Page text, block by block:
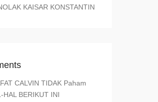
KAISAR KONSTANTIN
CALVIN TIDAK Paham
HAL BERIKUT INI